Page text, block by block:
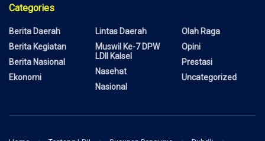
Categories
Berita Daerah
Berita Kegiatan
Berita Nasional
Ekonomi
Lintas Daerah
Muswil Ke-7 DPW
LDII Kalsel
Nasehat
Nasional
Olah Raga
Opini
Prestasi
Uncategorized